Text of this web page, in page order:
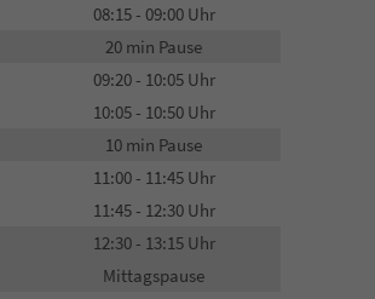
08:15 - 09:00 Uhr
20 min Pause
09:20 - 10:05 Uhr
10:05 - 10:50 Uhr
10 min Pause
11:00 - 11:45 Uhr
11:45 - 12:30 Uhr
12:30 - 13:15 Uhr
Mittagspause